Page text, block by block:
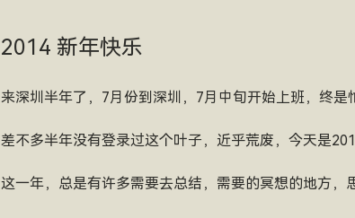
2014 新年快乐
来深圳半年了，7月份到深圳，7月中旬开始上班，终是
差不多半年没有登录过这个叶子，近乎荒废，今天是
这一年，总是有许多需要去总结，需要的冥想的地方，